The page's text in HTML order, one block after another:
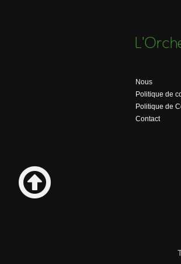
Nous
Politique de
Politique de
Contact